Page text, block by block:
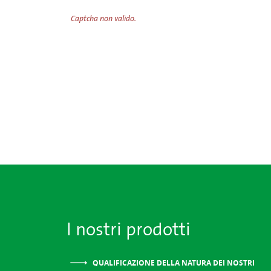
Captcha non valido.
I nostri prodotti
QUALIFICAZIONE DELLA NATURA DEI NOSTRI